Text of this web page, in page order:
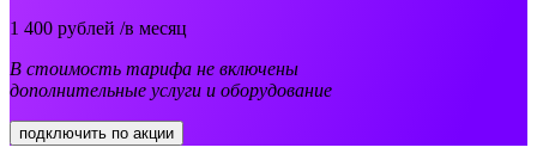
1 400 рублей /в месяц
В стоимость тарифа не включены
дополнительные услуги и оборудование
подключить по акции